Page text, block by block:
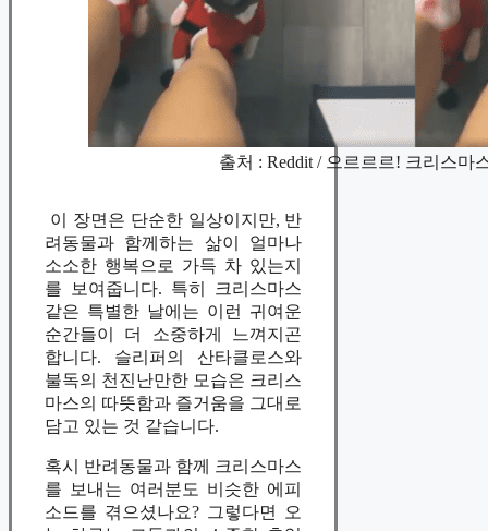
출처 : Reddit / 으르르르! 크리스마
이 장면은 단순한 일상이지만, 반
려동물과 함께하는 삶이 얼마나
소소한 행복으로 가득 차 있는지
를 보여줍니다. 특히 크리스마스
같은 특별한 날에는 이런 귀여운
순간들이 더 소중하게 느껴지곤
합니다. 슬리퍼의 산타클로스와
불독의 천진난만한 모습은 크리스
마스의 따뜻함과 즐거움을 그대로
담고 있는 것 같습니다.
혹시 반려동물과 함께 크리스마스
를 보내는 여러분도 비슷한 에피
소드를 겪으셨나요? 그렇다면 오